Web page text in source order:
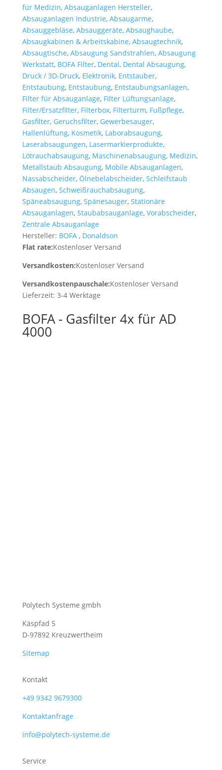
für Medizin, Absauganlagen Hersteller,
Absauganlagen Industrie, Absaugarme,
Absauggebläse, Absauggeräte, Absaughaube,
Absaugkabinen & Arbeitskabine, Absaugtechnik,
Absaugtische, Absaugung Sandstrahlen, Absaugung
Werkstatt, BOFA Filter, Dental, Dental Absaugung,
Druck / 3D-Druck, Elektronik, Entstauber,
Entstaubung, Entstaubung, Entstaubungsanlagen,
Filter für Absauganlage, Filter Lüftungsanlage,
Filter/Ersatzfilter, Filterbox, Filterturm, Fußpflege,
Gasfilter, Geruchsfilter, Gewerbesauger,
Hallenlüftung, Kosmetik, Laborabsaugung,
Laserabsaugungen, Lasermarkierprodukte,
Lötrauchabsaugung, Maschinenabsaugung, Medizin,
Metallstaub Absaugung, Mobile Absauganlagen,
Nassabscheider, Ölnebelabscheider, Schleifstaub
Absaugen, Schweißrauchabsaugung,
Späneabsaugung, Spänesauger, Stationäre
Absauganlagen, Staubabsauganlage, Vorabscheider,
Zentrale Absauganlage
Hersteller: BOFA, Donaldson
Flat rate:Kostenloser Versand
Versandkosten:Kostenloser Versand
Versandkostenpauschale:Kostenloser Versand
Lieferzeit: 3-4 Werktage
BOFA - Gasfilter 4x für AD
4000
Polytech Systeme gmbh
Käspfad 5
D-97892 Kreuzwertheim
Sitemap
Kontakt
+49 9342 9679300
Kontaktanfrage
info@polytech-systeme.de
Service